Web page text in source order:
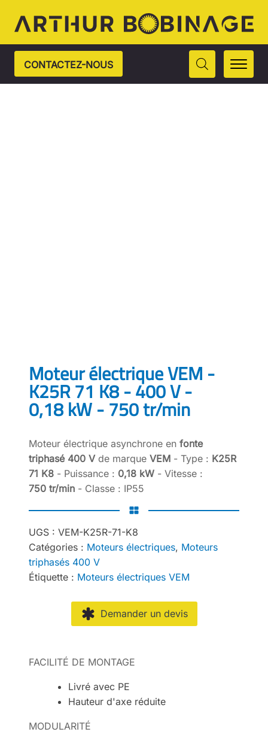
CONTACTEZ-NOUS
Moteur électrique VEM -
K25R 71 K8 - 400 V -
0,18 kW - 750 tr/min
Moteur électrique asynchrone en fonte
triphasé 400 V de marque VEM - Type : K25R
71 K8 - Puissance : 0,18 kW - Vitesse :
750 tr/min - Classe : IP55
UGS : VEM-K25R-71-K8
Catégories : Moteurs électriques, Moteurs
triphasés 400 V
Étiquette : Moteurs électriques VEM
Demander un devis
FACILITÉ DE MONTAGE
Livré avec PE
Hauteur d'axe réduite
MODULARITÉ